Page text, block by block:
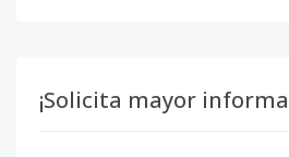
¡Solicita mayor